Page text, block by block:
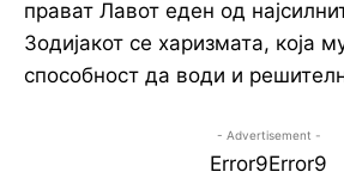
прават Лавот еден од
Зодијакот се харизмата, која
способност да води и
- Advertisement -
Error9Error9